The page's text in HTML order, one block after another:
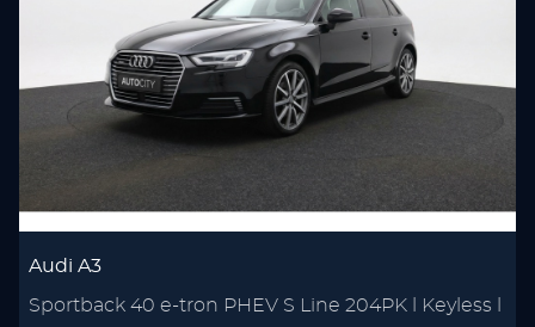
Audi A3
Sportback 40 e-tron PHEV S Line 204PK l Keyless l